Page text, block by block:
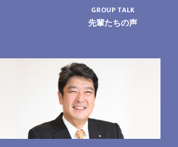
GROUP TALK
先輩たちの声